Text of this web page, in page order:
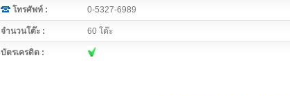
โทรศัพท์ : 0-5327-6989
จำนวนโต๊ะ : 60 โต๊ะ
บัตรเครดิต :